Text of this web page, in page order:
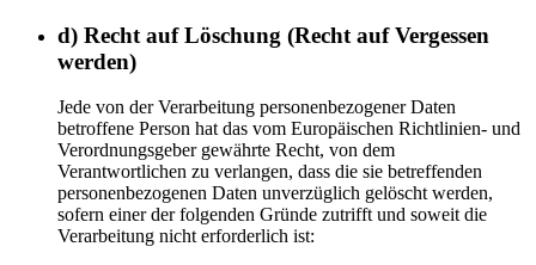
d) Recht auf Löschung (Recht auf Vergessen
werden)
Jede von der Verarbeitung personenbezogener Daten
betroffene Person hat das vom Europäischen Richtlinien- und
Verordnungsgeber gewährte Recht, von dem
Verantwortlichen zu verlangen, dass die sie betreffenden
personenbezogenen Daten unverzüglich gelöscht werden,
sofern einer der folgenden Gründe zutrifft und soweit die
Verarbeitung nicht erforderlich ist: